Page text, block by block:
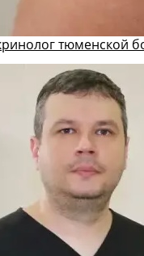
тюменской